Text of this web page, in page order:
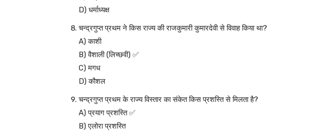
D) धर्माध्यक्ष
चन्द्रगुप्त प्रथम ने किस राज्य की राजकुमारी कुमारदेवी से विवाह किया था?
A) काशी
B) वैशाली (लिच्छवी) ✅
C) मगध
D) कौशल
चन्द्रगुप्त प्रथम के राज्य विस्तार का संकेत किस प्रशस्ति से मिलता है?
A) प्रयाग प्रशस्ति ✅
B) एलोरा प्रशस्ति